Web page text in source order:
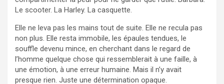
Le scooter. La Harley. La casquette.
Elle ne leva pas les mains tout de suite. Elle ne recula pas
non plus. Elle resta immobile, les épaules tendues, le
souffle devenu mince, en cherchant dans le regard de
l’homme quelque chose qui ressemblerait à une faille, à
une émotion, à une erreur humaine. Mais il n’y avait
presque rien. Juste une détermination opaque.